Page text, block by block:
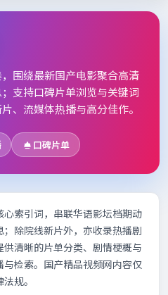
清片单档期
围绕最新国产电影聚合高清
支持口碑片单浏览与关键词
、流媒体热播与高分佳作。
口碑片单
索引词，串联华语影坛档期动
除院线新片外，亦收录热播剧
清晰的片单分类、剧情梗概与
检索。国产精品视频网内容仅
规。